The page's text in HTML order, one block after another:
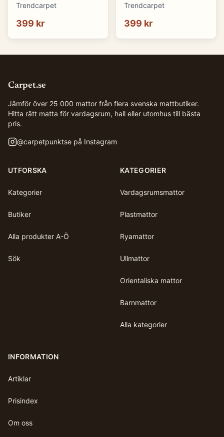
(blå) (Storlek: 70 x 50
Trendcarpet
399 kr
(brun) (Storlek: 70 x 50
Trendcarpet
399 kr
Carpet.se
Jämför över 25 000 mattor från flera svenska mattbutiker.
Hitta rätt matta för vardagsrum, hall eller utomhus till bästa
pris.
@carpetpunktse på Instagram
UTFORSKA
Kategorier
Butiker
Alla produkter A-Ö
Sök
KATEGORIER
Vardagsrumsmattor
Plastmattor
Ryamattor
Ullmattor
Orientaliska mattor
Barnmattor
Alla kategorier
INFORMATION
Artiklar
Prisindex
Om oss